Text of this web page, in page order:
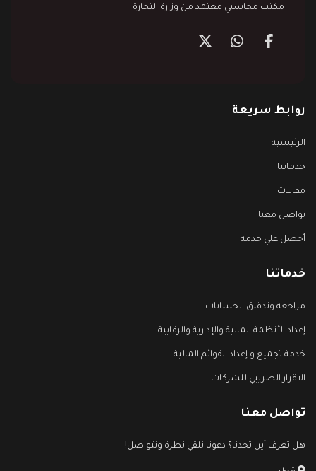
مكتب محاسبي معتمد من وزارة التجارة
روابط سريعة
الرئيسية
خدماتنا
مقالات
تواصل معنا
أحصل علي خدمة
خدماتنا
مراجعه وتدقيق الحسابات
إعداد الأنظمة المالية والإدارية والرقابية
خدمة تجميع و إعداد القوائم المالية
الاقرار الضريبي للشركات
تواصل معنا
هل تعرف أين تجدنا؟ دعونا نلقي نظرة ونتواصل!